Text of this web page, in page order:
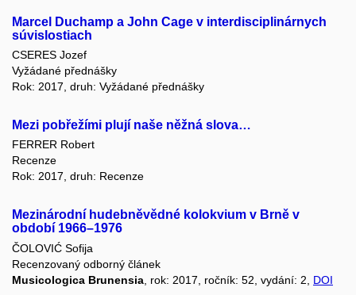
Marcel Duchamp a John Cage v interdisciplinárnych
súvislostiach
CSERES Jozef
Vyžádané přednášky
Rok: 2017, druh: Vyžádané přednášky
Mezi pobřežími plují naše něžná slova…
FERRER Robert
Recenze
Rok: 2017, druh: Recenze
Mezinárodní hudebněvědné kolokvium v Brně v
období 1966–1976
ČOLOVIĆ Sofija
Recenzovaný odborný článek
Musicologica Brunensia , rok: 2017, ročník: 52, vydání: 2, DOI